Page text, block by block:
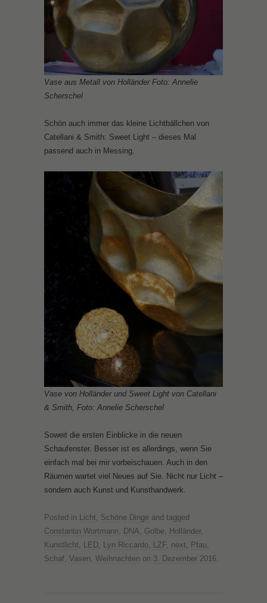
Vase aus Metall von Holländer Foto: Annelie
Scherschel
Schön auch immer das kleine Lichtbällchen von
Catellani & Smith: Sweet Light – dieses Mal
passend auch in Messing.
Vase von Holländer und Sweet Light von Catellani
& Smith, Foto: Annelie Scherschel
Soweit die ersten Einblicke in die neuen
Schaufenster. Besser ist es allerdings, wenn Sie
einfach mal bei mir vorbeischauen. Auch in den
Räumen wartet viel Neues auf Sie. Nicht nur Licht –
sondern auch Kunst und Kunsthandwerk.
Posted in Licht, Schöne Dinge and tagged
Constantin Wortmann, DNA, Golbe, Holländer,
Kunstlicht, LED, Lyn Riccardo, LZF, next, Pfau,
Schaf, Vasen, Weihnachten on 3. Dezember 2016.